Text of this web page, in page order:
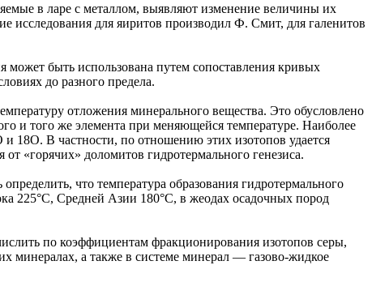
в ларе с металлом, выявляют изменение величины их
исследования для яиритов производил Ф. Смит, для галенитов
быть использована путем сопоставления кривых
до разного предела.
отложения минерального вещества. Это обусловлено
и того же элемента при меняющейся температуре. Наиболее
18O. В частности, по отношению этих изотопов удается
«горячих» доломитов гидротермального генезиса.
что температура образования гидротермального
225°С, Средней Азии 180°С, в жеодах осадочных пород
по коэффициентам фракционирования изотопов серы,
минералах, а также в системе минерал — газово-жидкое